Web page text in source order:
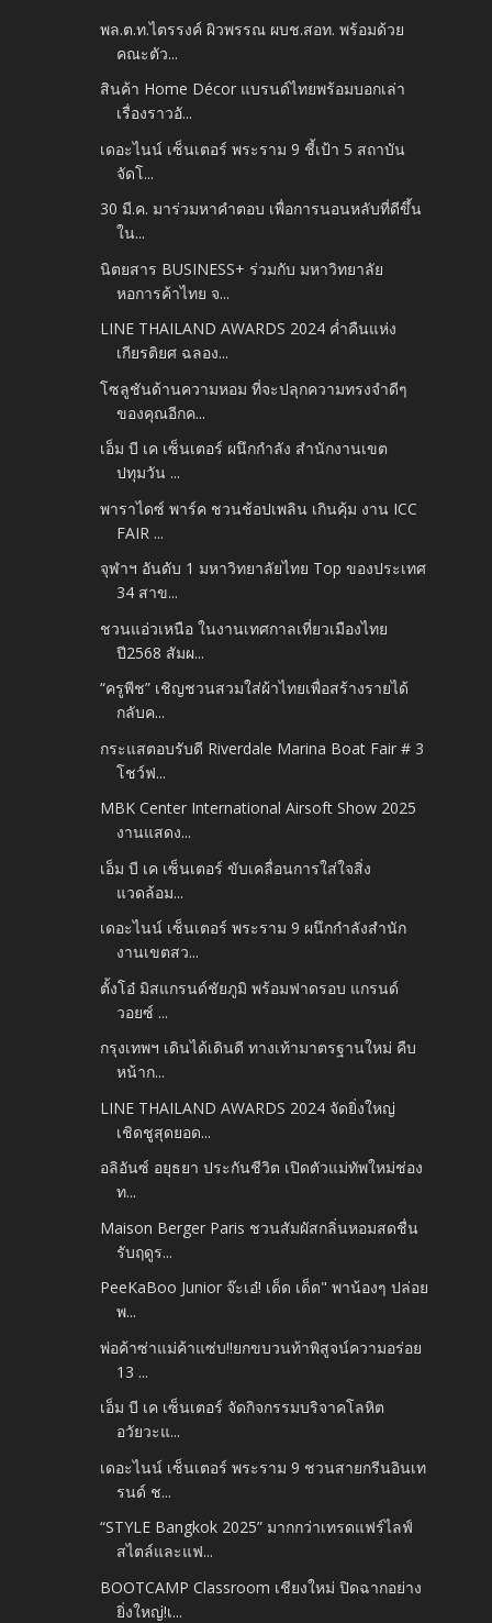
พล.ต.ท.ไตรรงค์ ผิวพรรณ ผบช.สอท. พร้อมด้วย
คณะตัว...
สินค้า Home Décor แบรนด์ไทยพร้อมบอกเล่า
เรื่องราวอั...
เดอะไนน์ เซ็นเตอร์ พระราม 9 ชี้เป้า 5 สถาบัน
จัดโ...
30 มี.ค. มาร่วมหาคำตอบ เพื่อการนอนหลับที่ดีขึ้น
ใน...
นิตยสาร BUSINESS+ ร่วมกับ มหาวิทยาลัย
หอการค้าไทย จ...
LINE THAILAND AWARDS 2024 ค่ำคืนแห่ง
เกียรติยศ ฉลอง...
โซลูชันด้านความหอม ที่จะปลุกความทรงจำดีๆ
ของคุณอีกค...
เอ็ม บี เค เซ็นเตอร์ ผนึกกำลัง สำนักงานเขต
ปทุมวัน ...
พาราไดซ์ พาร์ค ชวนช้อปเพลิน เกินคุ้ม งาน ICC
FAIR ...
จุฬาฯ อันดับ 1 มหาวิทยาลัยไทย Top ของประเทศ
34 สาข...
ชวนแอ่วเหนือ ในงานเทศกาลเที่ยวเมืองไทย
ปี2568 สัมผ...
“ครูพีช” เชิญชวนสวมใส่ผ้าไทยเพื่อสร้างรายได้
กลับค...
กระแสตอบรับดี Riverdale Marina Boat Fair # 3
โชว์ฟ...
MBK Center International Airsoft Show 2025
งานแสดง...
เอ็ม บี เค เซ็นเตอร์ ขับเคลื่อนการใส่ใจสิ่ง
แวดล้อม...
เดอะไนน์ เซ็นเตอร์ พระราม 9 ผนึกกำลังสำนัก
งานเขตสว...
ตั้งโอ๋ มิสแกรนด์ชัยภูมิ พร้อมฟาดรอบ แกรนด์
วอยซ์ ...
กรุงเทพฯ เดินได้เดินดี ทางเท้ามาตรฐานใหม่ คืบ
หน้าก...
LINE THAILAND AWARDS 2024 จัดยิ่งใหญ่
เชิดชูสุดยอด...
อลิอันซ์ อยุธยา ประกันชีวิต เปิดตัวแม่ทัพใหม่ช่อง
ท...
Maison Berger Paris ชวนสัมผัสกลิ่นหอมสดชื่น
รับฤดูร...
PeeKaBoo Junior จ๊ะเอ๋! เด็ด เด็ด" พาน้องๆ ปล่อย
พ...
พ่อค้าซ่าแม่ค้าแซ่บ!!ยกขบวนท้าพิสูจน์ความอร่อย
13 ...
เอ็ม บี เค เซ็นเตอร์ จัดกิจกรรมบริจาคโลหิต
อวัยวะแ...
เดอะไนน์ เซ็นเตอร์ พระราม 9 ชวนสายกรีนอินเท
รนด์ ช...
“STYLE Bangkok 2025” มากกว่าเทรดแฟร์ไลฟ์
สไตล์และแฟ...
BOOTCAMP Classroom เชียงใหม่ ปิดฉากอย่าง
ยิ่งใหญ่!เ...